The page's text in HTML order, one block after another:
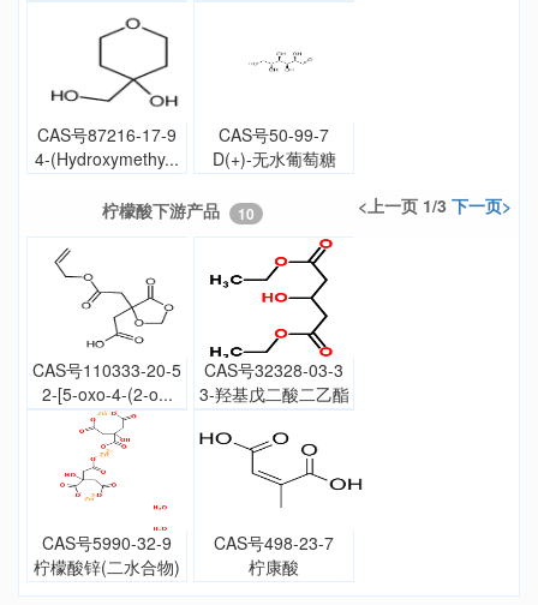
CAS号87216-17-9
4-(Hydroxymethy...
CAS号50-99-7
D(+)-无水葡萄糖
柠檬酸下游产品 10 <上一页 1/3 下一页>
CAS号110333-20-5
2-[5-oxo-4-(2-o...
CAS号32328-03-3
3-羟基戊二酸二乙酯
CAS号5990-32-9
柠檬酸锌(二水合物)
CAS号498-23-7
柠康酸